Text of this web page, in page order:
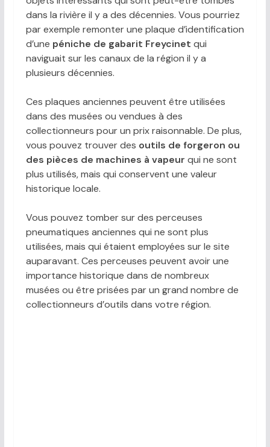
dans la rivière il y a des décennies. Vous pourriez
par exemple remonter une plaque d’identification
d’une péniche de gabarit Freycinet qui
naviguait sur les canaux de la région il y a
plusieurs décennies.
Ces plaques anciennes peuvent être utilisées
dans des musées ou vendues à des
collectionneurs pour un prix raisonnable. De plus,
vous pouvez trouver des outils de forgeron ou
des pièces de machines à vapeur qui ne sont
plus utilisés, mais qui conservent une valeur
historique locale.
Vous pouvez tomber sur des perceuses
pneumatiques anciennes qui ne sont plus
utilisées, mais qui étaient employées sur le site
auparavant. Ces perceuses peuvent avoir une
importance historique dans de nombreux
musées ou être prisées par un grand nombre de
collectionneurs d’outils dans votre région.